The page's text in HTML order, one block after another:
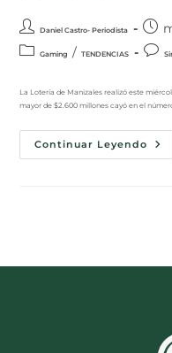
Daniel Castro- Periodista
Gaming / TENDENCIAS
La Lotería de Manizales realizó este
mayor de $2.600 millones cayó en el
Continuar Leyendo